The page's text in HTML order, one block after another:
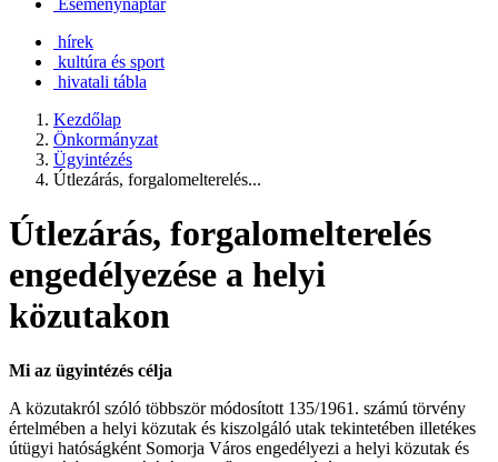
Eseménynaptár
hírek
kultúra és sport
hivatali tábla
Kezdőlap
Önkormányzat
Ügyintézés
Útlezárás, forgalomelterelés...
Útlezárás, forgalomelterelés
engedélyezése a helyi
közutakon
Mi az ügyintézés célja
A közutakról szóló többször módosított 135/1961. számú törvény
értelmében a helyi közutak és kiszolgáló utak tekintetében illetékes
útügyi hatóságként Somorja Város engedélyezi a helyi közutak és